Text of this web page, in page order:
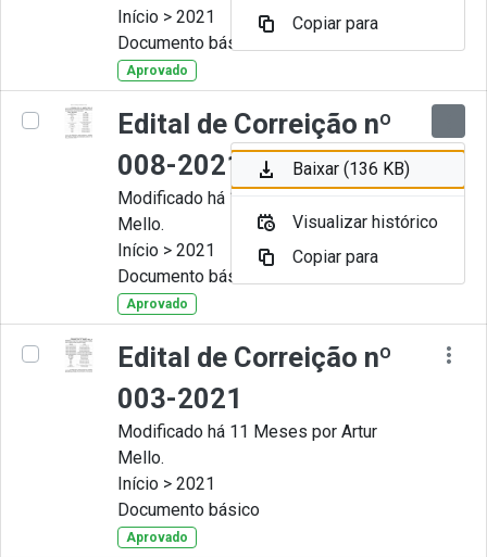
Início > 2021
Documento básico
Aprovado
Edital de Correição nº
008-2021
Modificado há 11 Meses por Artur
Mello.
Início > 2021
Documento básico
Aprovado
Edital de Correição nº
003-2021
Modificado há 11 Meses por Artur
Mello.
Início > 2021
Documento básico
Aprovado
Copiar para
Baixar (136 KB)
Visualizar histórico
Copiar para